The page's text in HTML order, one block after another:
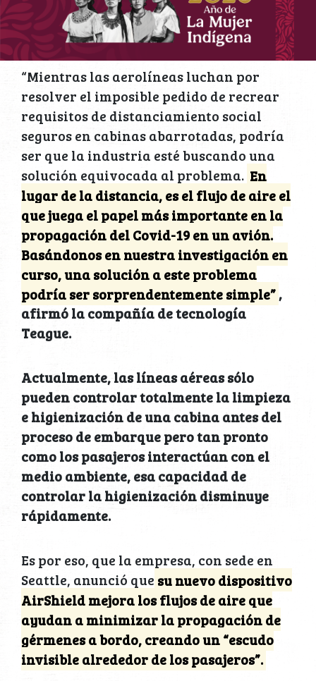
“Mientras las aerolíneas luchan por
resolver el imposible pedido de recrear
requisitos de distanciamiento social
seguros en cabinas abarrotadas, podría
ser que la industria esté buscando una
solución equivocada al problema. En
lugar de la distancia, es el flujo de aire el
que juega el papel más importante en la
propagación del Covid-19 en un avión.
Basándonos en nuestra investigación en
curso, una solución a este problema
podría ser sorprendentemente simple”,
afirmó la compañía de tecnología
Teague.
Actualmente, las líneas aéreas sólo
pueden controlar totalmente la limpieza
e higienización de una cabina antes del
proceso de embarque pero tan pronto
como los pasajeros interactúan con el
medio ambiente, esa capacidad de
controlar la higienización disminuye
rápidamente.
Es por eso, que la empresa, con sede en
Seattle, anunció que su nuevo dispositivo
AirShield mejora los flujos de aire que
ayudan a minimizar la propagación de
gérmenes a bordo, creando un “escudo
invisible alrededor de los pasajeros”.